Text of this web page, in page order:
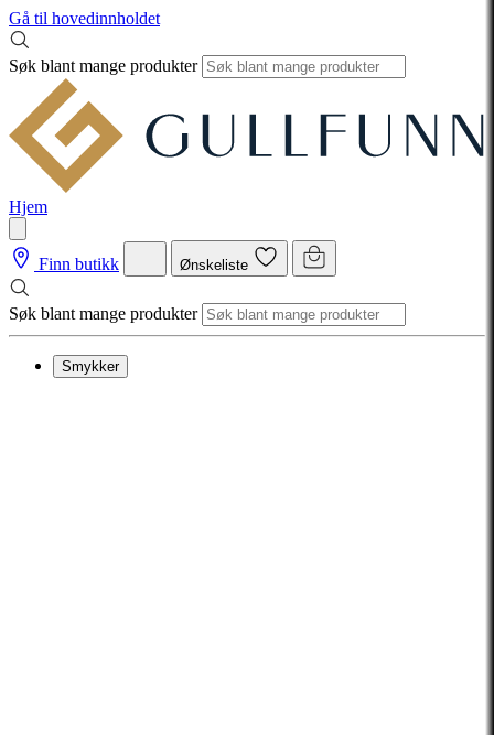
Gå til hovedinnholdet
Søk blant mange produkter
Hjem
Finn butikk Ønskeliste
Søk blant mange produkter
Smykker